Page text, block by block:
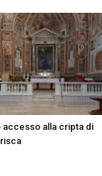
accesso alla cripta di